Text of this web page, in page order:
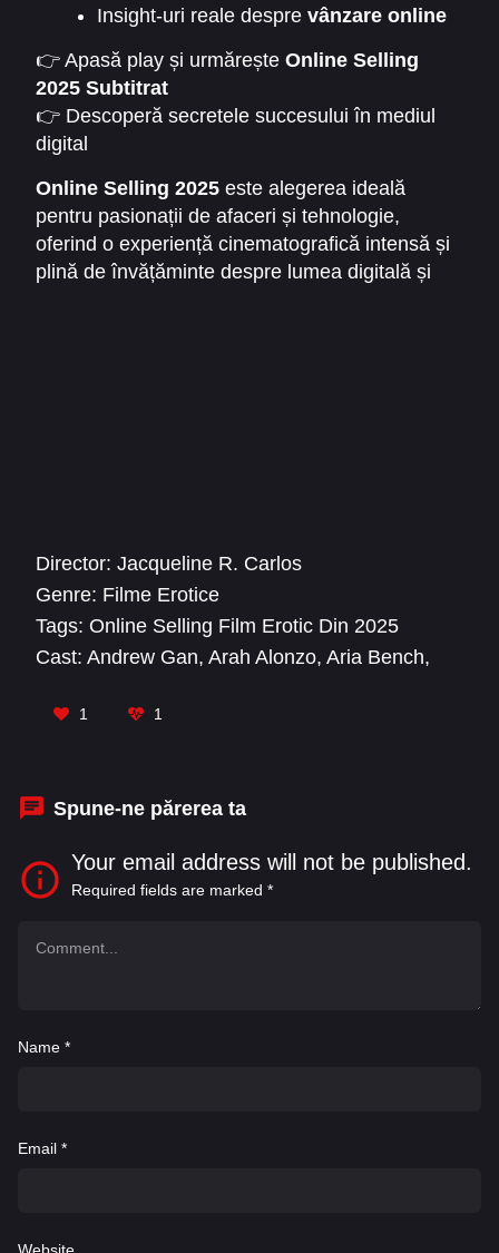
Insight-uri reale despre vânzare online
👉 Apasă play și urmărește Online Selling
2025 Subtitrat
👉 Descoperă secretele succesului în mediul
digital
poveste captivantă
Online Selling 2025 este alegerea ideală
pentru pasionații de afaceri și tehnologie,
oferind o experiență cinematografică intensă și
plină de învățăminte despre lumea digitală și
Director: Jacqueline R. Carlos
Genre: Filme Erotice
Tags: Online Selling Film Erotic Din 2025
Cast: Andrew Gan, Arah Alonzo, Aria Bench,
1 1
Spune-ne părerea ta
Your email address will not be published.
Required fields are marked *
Name *
Email *